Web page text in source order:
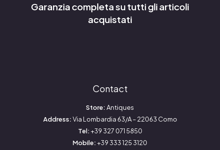
Garanzia completa su tutti gli articoli
acquistati
Contact
Store:Antiques
Address:Via Lombardia 63/A – 22063 Como
Tel:+39 327 071 5850
Mobile:+39 333 125 3120